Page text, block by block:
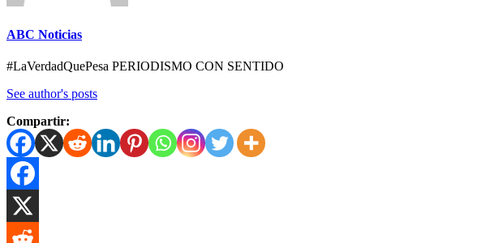
ABC Noticias
#LaVerdadQuePesa PERIODISMO CON SENTIDO
See author's posts
Compartir: